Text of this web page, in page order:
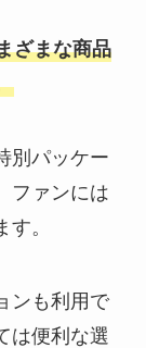
どこ？値段は
メルサンドど
で売ってる場
？
ざまな商品
別パッケー
ファンには
。
ンも利用で
は便利な選